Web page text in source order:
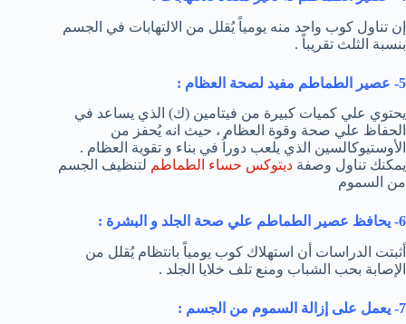
إن تناول كوب واحد منه يومياً يُقلل من الالتهابات في الجسم
بنسبة الثلث تقريباً .
5- عصير الطماطم مفيد لصحة العظام :
يحتوي علي كميات كبيرة من فيتامين (ك) الذي يساعد في
الحفاظ علي صحة وقوة العظام ، حيث انه يُحفز من
الأوستيوكالسين الذي يلعب دوراُ في بناء و تقوية العظام .
يمكنك تناول وصفة ديتوكس حساء الطماطم لتنظيف الجسم
من السموم
6- يحافظ عصير الطماطم علي صحة الجلد و البشرة :
أثبتت الدراسات أن استهلاك كوب يومياً بانتظام يُقلل من
الإصابة بحب الشباب ومنع تلف خلايا الجلد .
7- يعمل على إزالة السموم من الجسم :